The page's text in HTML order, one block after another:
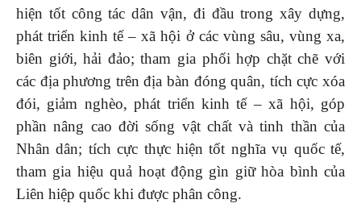
hiện tốt công tác dân vận, đi đầu trong xây dựng,
phát triển kinh tế – xã hội ở các vùng sâu, vùng xa,
biên giới, hải đảo; tham gia phối hợp chặt chẽ với
các địa phương trên địa bàn đóng quân, tích cực xóa
đói, giảm nghèo, phát triển kinh tế – xã hội, góp
phần nâng cao đời sống vật chất và tinh thần của
Nhân dân; tích cực thực hiện tốt nghĩa vụ quốc tế,
tham gia hiệu quả hoạt động gìn giữ hòa bình của
Liên hiệp quốc khi được phân công.